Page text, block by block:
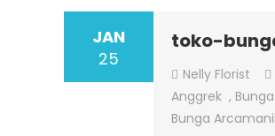
JAN
25
toko-
Nelly Florist
Anggrek ,
Bunga